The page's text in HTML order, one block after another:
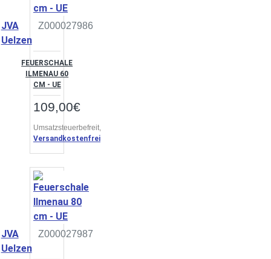
JVA
Uelzen
Z000027986
FEUERSCHALE
ILMENAU 60
CM - UE
109,00€
Umsatzsteuerbefreit,
Versandkostenfrei
JVA
Uelzen
Z000027987